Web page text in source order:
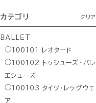
カテゴリ クリア
BALLET
100101
レオタード
100102
トゥシューズ・バレ
エシューズ
100103 タイツ・レッグウェ
ア